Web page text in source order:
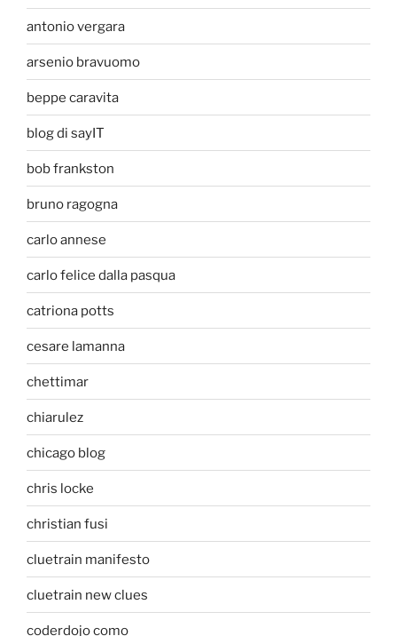
antonio vergara
arsenio bravuomo
beppe caravita
blog di sayIT
bob frankston
bruno ragogna
carlo annese
carlo felice dalla pasqua
catriona potts
cesare lamanna
chettimar
chiarulez
chicago blog
chris locke
christian fusi
cluetrain manifesto
cluetrain new clues
coderdojo como